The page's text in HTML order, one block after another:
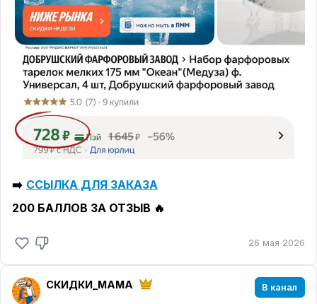
➡️ ССЫЛКА ДЛЯ ЗАКАЗА
200 БАЛЛОВ ЗА ОТЗЫВ 🔥
26 мая 2026
СКИДКИ_MAMA В канал